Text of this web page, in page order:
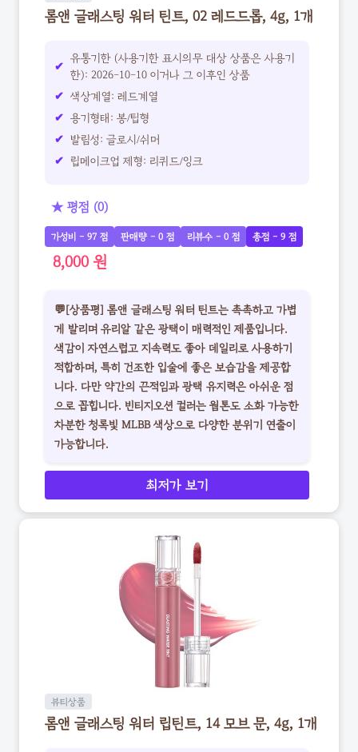
롬앤 글래스팅 워터 틴트, 02 레드드롭, 4g, 1개
유통기한 (사용기한 표시의무 대상 상품은 사용기
한): 2026-10-10 이거나 그 이후인 상품
색상계열: 레드계열
용기형태: 봉/팁형
발림성: 글로시/쉬머
립메이크업 제형: 리퀴드/잉크
★ 평점 (0)
가성비 - 97 점 판매량 - 0 점 리뷰수 - 0 점 총점 - 9 점
8,000 원
💬[상품평] 롬앤 글래스팅 워터 틴트는 촉촉하고 가볍
게 발리며 유리알 같은 광택이 매력적인 제품입니다.
색감이 자연스럽고 지속력도 좋아 데일리로 사용하기
적합하며, 특히 건조한 입술에 좋은 보습감을 제공합
니다. 다만 약간의 끈적임과 광택 유지력은 아쉬운 점
으로 꼽힙니다. 빈티지오션 컬러는 웜톤도 소화 가능한
차분한 청록빛 MLBB 색상으로 다양한 분위기 연출이
가능합니다.
최저가 보기
뷰티상품
롬앤 글래스팅 워터 립틴트, 14 모브 문, 4g, 1개